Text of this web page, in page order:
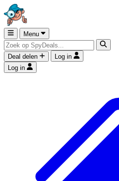
Menu
Deal delen
Log in
Log in